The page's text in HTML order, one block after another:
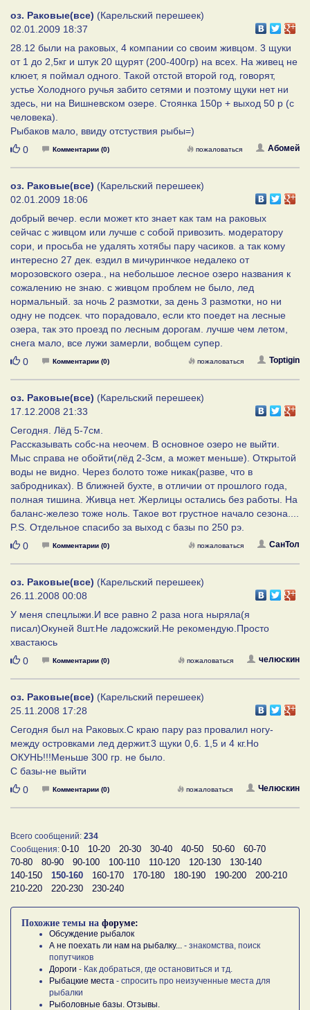
оз. Раковые(все) (Карельский перешеек)
02.01.2009 18:37
28.12 были на раковых, 4 компании со своим живцом. 3 щуки
от 1 до 2,5кг и штук 20 щурят (200-400гр) на всех. На живец не
клюет, я поймал одного. Такой отстой второй год, говорят,
устье Холодного ручья забито сетями и поэтому щуки нет ни
здесь, ни на Вишневском озере. Стоянка 150р + выход 50 р (с
человека).
Рыбаков мало, ввиду отстуствия рыбы=)
Нравится
0 Комментарии (0) Абомей
пожаловаться
оз. Раковые(все) (Карельский перешеек)
02.01.2009 18:06
добрый вечер. если может кто знает как там на раковых
сейчас с живцом или лучше с собой привозить. модератору
сори, и просьба не удалять хотябы пару часиков. а так кому
интересно 27 дек. ездил в мичуринчкое недалеко от
морозовского озера., на небольшое лесное озеро названия к
сожалению не знаю. с живцом проблем не было, лед
нормальный. за ночь 2 размотки, за день 3 размотки, но ни
одну не подсек. что порадовало, если кто поедет на лесные
озера, так это проезд по лесным дорогам. лучше чем летом,
снега мало, все лужи замерли, вобщем супер.
Нравится
0 Комментарии (0) Toptigin
пожаловаться
оз. Раковые(все) (Карельский перешеек)
17.12.2008 21:33
Сегодня. Лёд 5-7см.
Рассказывать собс-на неочем. В основное озеро не выйти.
Мыс справа не обойти(лёд 2-3см, а может меньше). Открытой
воды не видно. Через болото тоже никак(разве, что в
забродниках). В ближней бухте, в отличии от прошлого года,
полная тишина. Живца нет. Жерлицы остались без работы. На
баланс-железо тоже ноль. Такое вот грустное начало сезона....
P.S. Отдельное спасибо за выход с базы по 250 рэ.
Нравится
0 Комментарии (0) СанТол
пожаловаться
оз. Раковые(все) (Карельский перешеек)
26.11.2008 00:08
У меня спецлыжи.И все равно 2 раза нога ныряла(я
писал)Окуней 8шт.Не ладожский.Не рекомендую.Просто
хвастаюсь
Нравится
0 Комментарии (0) челюскин
пожаловаться
оз. Раковые(все) (Карельский перешеек)
25.11.2008 17:28
Сегодня был на Раковых.С краю пару раз провалил ногу-
между островками лед держит.3 щуки 0,6. 1,5 и 4 кг.Но
ОКУНЬ!!!Меньше 300 гр. не было.
С базы-не выйти
Нравится
0 Комментарии (0) Челюскин
пожаловаться
Всего сообщений: 234
Сообщения: 0-10 10-20 20-30 30-40 40-50 50-60
60-70
70-80
80-90 90-100 100-110 110-120 120-130
130-140
140-150
150-160 160-170 170-180 180-190 190-200
200-210
210-220
220-230 230-240
Похожие темы на форуме:
Обсуждение рыбалок
А не поехать ли нам на рыбалку...
- знакомства, поиск
попутчиков
Дороги - Как добраться, где остановиться и тд.
Рыбацкие места - спросить про неизученные места для
рыбалки
Рыболовные базы. Отзывы.